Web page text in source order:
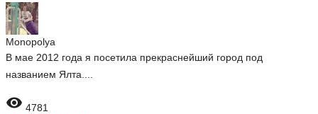
Monopolya
В мае 2012 года я посетила прекраснейший город под
названием Ялта....
 4781